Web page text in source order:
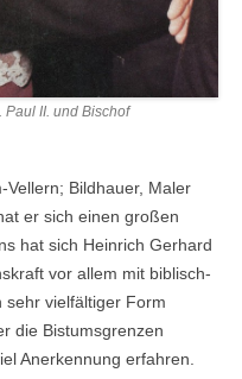
Paul II. und Bischof
Vellern; Bildhauer, Maler
er sich einen großen
hat sich Heinrich Gerhard
vor allem mit biblisch-
sehr vielfältiger Form
die Bistumsgrenzen
Anerkennung erfahren.